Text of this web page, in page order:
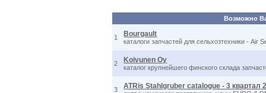
Возможно
1 Bourgault
каталоги запчастей для сельхозтехники - Air
2 Koivunen Oy
каталог крупнейшего финского склада
3 ATRis Stahlgruber catalogue - 3 квартал